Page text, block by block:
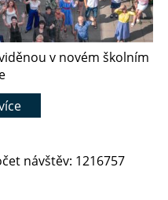
v novém školním
návštěv: 1216757